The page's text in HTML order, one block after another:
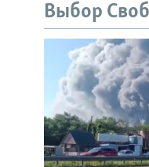
Выбор